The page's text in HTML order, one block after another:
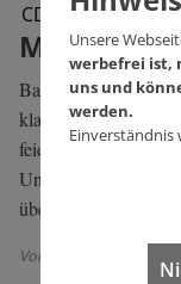
CDU Baden-
Männer,
Baden-
klassischen Sinne.
feiert die gute alte
Und Frauen müssen
übergangen.
Von Johanna Henkel-
Unsere
werbefrei ist,
uns und
werden.
Einverständnis